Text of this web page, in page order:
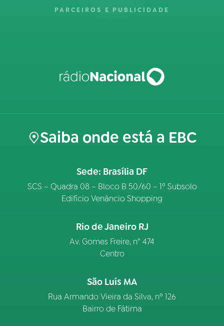
PARCEIROS E PUBLICIDADE
Saiba onde está a EBC
Sede: Brasília DF
SCS – Quadra 08 – Bloco B 50/60 – 1º Subsolo
Edifício Venâncio Shopping
Rio de Janeiro RJ
Av. Gomes Freire, n° 474
Centro
São Luís MA
Rua Armando Vieira da Silva, nº 126
Bairro de Fátima